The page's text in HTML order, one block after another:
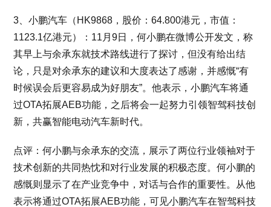
3、小鹏汽车（HK9868，股价：64.800港元，市值：
1123.1亿港元）：11月9日，何小鹏在微博公开发文，称
其早上与余承东就技术路线进行了探讨，但没有给出结
论，只是对余承东的建议和大度表达了感谢，并感慨“有
时候误会后更容易成为好朋友”。他表示，小鹏汽车将通
过OTA拓展AEB功能，之后将会一起努力引领智驾科技创
新，共赢智能电动汽车新时代。
点评：何小鹏与余承东的交流，展示了两位行业领袖对于
技术创新的共同热忱和对行业发展的积极态度。何小鹏的
感慨则显示了在产业竞争中，对话与合作的重要性。从他
表示将通过OTA拓展AEB功能，可见小鹏汽车在智驾科技